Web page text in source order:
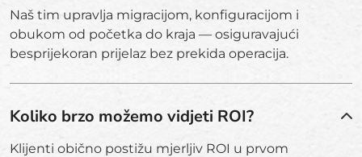
Naš tim upravlja migracijom, konfiguracijom i
obukom od početka do kraja — osiguravajući
besprijekoran prijelaz bez prekida operacija.
Koliko brzo možemo vidjeti ROI?
Klijenti obično postižu mjerljiv ROI u prvom